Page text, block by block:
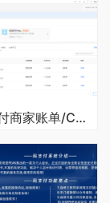
Peak码支付商家账单/CK免挂免输永不掉线使用教程